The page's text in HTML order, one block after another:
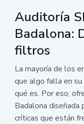
Auditoría
Badalona:
filtros
La mayoría de los
que algo falla en
qué es. Por eso,
Badalona diseñada
críticas que están